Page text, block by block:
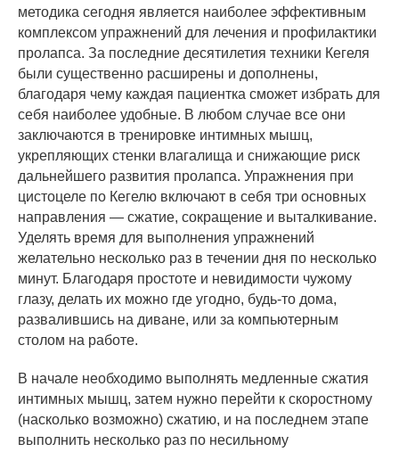
методика сегодня является наиболее эффективным
комплексом упражнений для лечения и профилактики
пролапса. За последние десятилетия техники Кегеля
были существенно расширены и дополнены,
благодаря чему каждая пациентка сможет избрать для
себя наиболее удобные. В любом случае все они
заключаются в тренировке интимных мышц,
укрепляющих стенки влагалища и снижающие риск
дальнейшего развития пролапса. Упражнения при
цистоцеле по Кегелю включают в себя три основных
направления — сжатие, сокращение и выталкивание.
Уделять время для выполнения упражнений
желательно несколько раз в течении дня по несколько
минут. Благодаря простоте и невидимости чужому
глазу, делать их можно где угодно, будь-то дома,
развалившись на диване, или за компьютерным
столом на работе.
В начале необходимо выполнять медленные сжатия
интимных мышц, затем нужно перейти к скоростному
(насколько возможно) сжатию, и на последнем этапе
выполнить несколько раз по несильному